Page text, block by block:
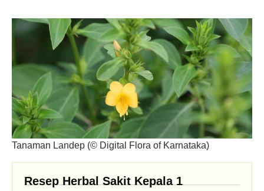
Tanaman Landep (© Digital Flora of Karnataka)
Resep Herbal Sakit Kepala 1